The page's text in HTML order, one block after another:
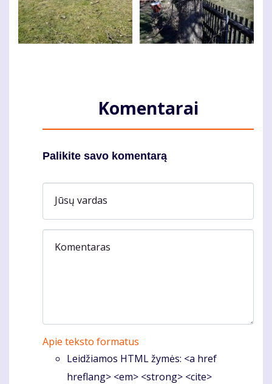
Komentarai
Palikite savo komentarą
Jūsų vardas
Komentaras
Apie teksto formatus
Leidžiamos HTML žymės: <a href
hreflang> <em> <strong> <cite>